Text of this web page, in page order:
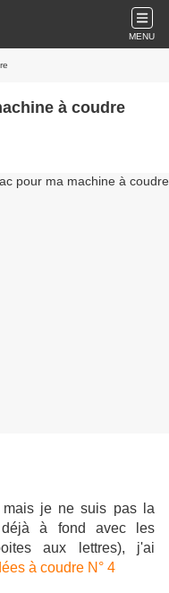
MENU
à coudre
je ne suis pas la
à fond avec les
aux lettres), j'ai
à coudre N° 4